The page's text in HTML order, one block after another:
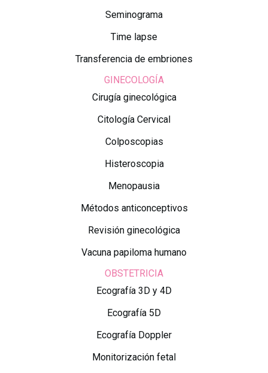
Seminograma
Time lapse
Transferencia de embriones
GINECOLOGÍA
Cirugía ginecológica
Citología Cervical
Colposcopias
Histeroscopia
Menopausia
Métodos anticonceptivos
Revisión ginecológica
Vacuna papiloma humano
OBSTETRICIA
Ecografía 3D y 4D
Ecografía 5D
Ecografía Doppler
Monitorización fetal